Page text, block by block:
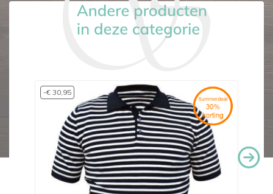
-€ 30,95